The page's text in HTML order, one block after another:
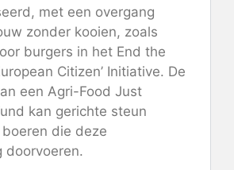
met een overgang
zonder kooien, zoals
burgers in het End the
Citizen’ Initiative. De
een Agri-Food Just
kan gerichte steun
die deze
doorvoeren.